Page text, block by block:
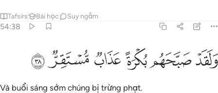
Tafsirs Bài học Suy ngẫm
54:38
ولقد صبحهم بكرة عذاب مستقر ٣٨
وَلَقَدْ صَبَّحَهُم بُكْرَةً عَذَابٌۭ مُّسْتَقِرٌّۭ ٣٨
ﲏﲐﲑﲒﲓﲔ
Và buổi sáng sớm chúng bị trừng phạt.